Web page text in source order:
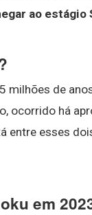
ao
milhões de
ocorrido há
entre esses
em